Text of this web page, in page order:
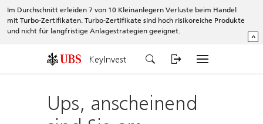
Im Durchschnitt erleiden 7 von 10 Kleinanlegern Verluste beim Handel
mit Turbo-Zertifikaten. Turbo-Zertifikate sind hoch risikoreiche Produkte
und nicht für langfristige Anlagestrategien geeignet.
^
KeyInvest
Ups, anscheinend